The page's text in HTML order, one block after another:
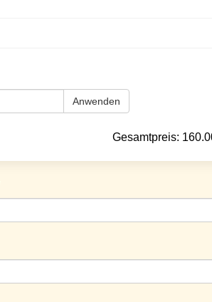
Anwenden
Gesamtpreis: